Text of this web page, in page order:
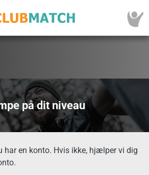
på dit niveau
har en konto. Hvis ikke, hjælper vi dig